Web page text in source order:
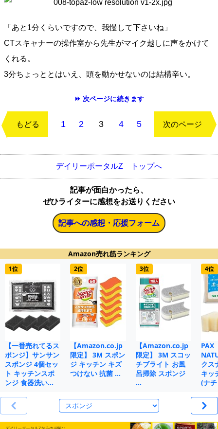
「あと1分くらいですので、我慢して下さいね」
CTスキャナーの操作室から先生がマイク越しに声をかけて
くれる。
3分ちょっととはいえ、頭を動かせないのは結構辛い。
⏩ 次ページに続きます
もどる 1 2 3 4 5 次のページ
デイリーポータルZ トップへ
記事が面白かったら、
ぜひライターに感想をお送りください
記事への感想・応援フォーム
Amazon売れ筋ランキング
1位
【一番売れてるス
ポンジ】サンサン
スポンジ 4個セッ
ト キッチンスポ
ンジ 食器洗い…
2位
【Amazon.co.jp
限定】 3M スポン
ジ キッチン キズ
つけない 抗菌 …
3位
【Amazon.co.jp
限定】 3M スコッ
チブライト お風
呂掃除 スポンジ
…
4位
PAX
クス
キッ
(ナ